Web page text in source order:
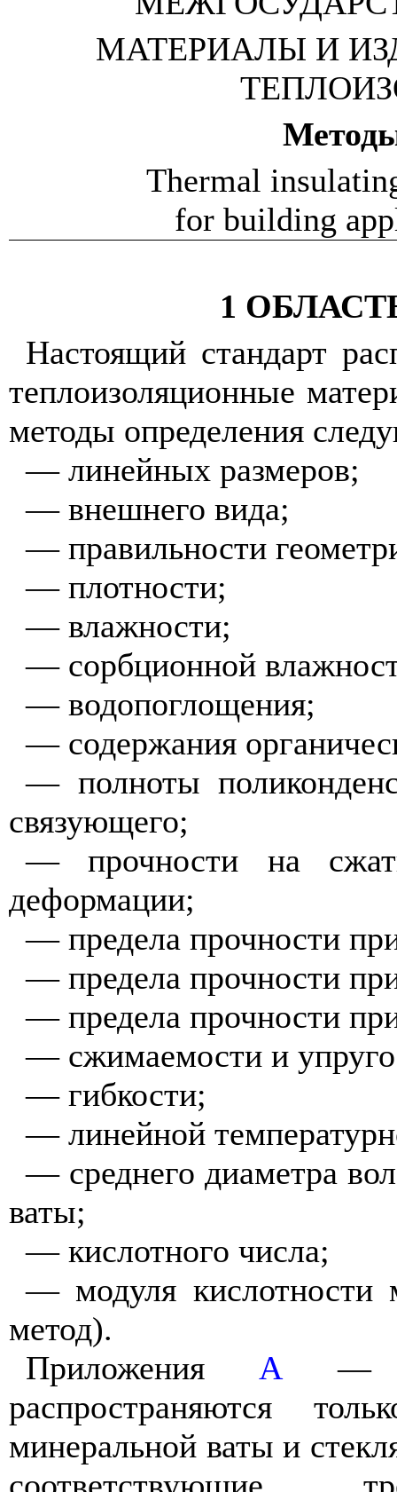
МАТЕРИАЛЫ И
Thermal
for building
1
Настоящий стандарт
теплоизоляционные
методы определения
— линейных размеров;
— внешнего вида;
— правильности
— плотности;
— влажности;
— сорбционной
— водопоглощения;
— содержания
— полноты
связующего;
— прочности на
деформации;
— предела прочности
— предела прочности
— предела прочности
— сжимаемости и
— гибкости;
— линейной
— среднего диаметра
ваты;
— кислотного числа;
— модуля кислотности
метод).
Приложения А
распространяются
минеральной ваты и